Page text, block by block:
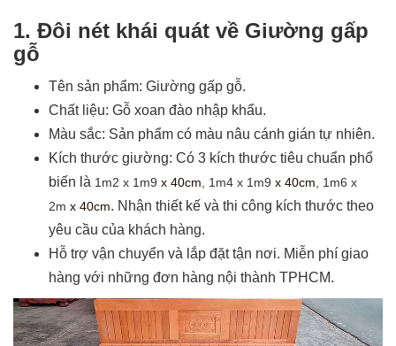
1. Đôi nét khái quát về Giường gấp
gỗ
Tên sản phẩm: Giường gấp gỗ.
Chất liệu: Gỗ xoan đào nhập khẩu.
Màu sắc: Sản phẩm có màu nâu cánh gián tự nhiên.
Kích thước giường: Có 3 kích thước tiêu chuẩn phổ
biến là 1m2 x 1m9 x 40cm, 1m4 x 1m9 x 40cm, 1m6 x
2m x 40cm. Nhận thiết kế và thi công kích thước theo
yêu cầu của khách hàng.
Hỗ trợ vận chuyển và lắp đặt tận nơi. Miễn phí giao
hàng với những đơn hàng nội thành TPHCM.